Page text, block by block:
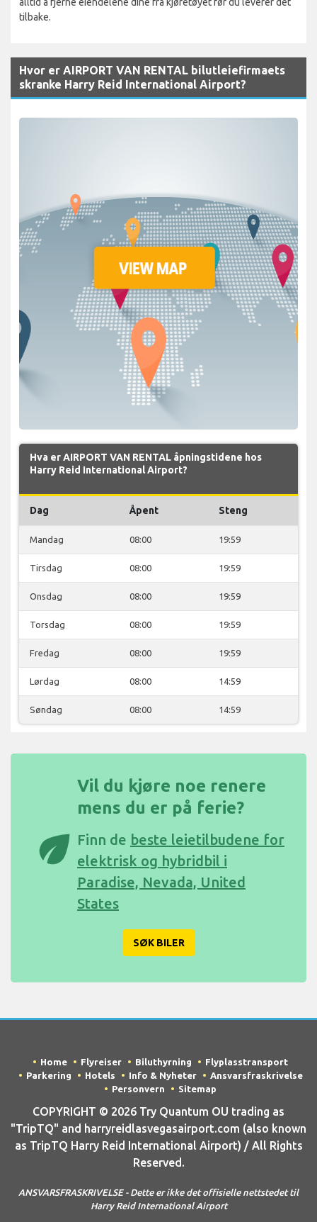
tilbake.
Hvor er AIRPORT VAN RENTAL bilutleiefirmaets
skranke Harry Reid International Airport?
Hva er AIRPORT VAN RENTAL åpningstidene hos
Harry Reid International Airport?
Dag Åpent Steng
Mandag 08:00 19:59
Tirsdag 08:00 19:59
Onsdag 08:00 19:59
Torsdag 08:00 19:59
Fredag 08:00 19:59
Lørdag 08:00 14:59
Søndag 08:00 14:59
eco
Vil du kjøre noe renere
mens du er på ferie?
Finn de beste leietilbudene for
elektrisk og hybridbil i
Paradise, Nevada, United
States
SØK BILER
Home Flyreiser Biluthyrning
Flyplasstransport
Parkering
Hotels Info & Nyheter
Ansvarsfraskrivelse
Personvern
Sitemap
COPYRIGHT © 2026 Try Quantum OU trading as
"TripTQ" and harryreidlasvegasairport.com (also known
as TripTQ Harry Reid International Airport) / All Rights
Reserved.
ANSVARSFRASKRIVELSE - Dette er ikke det offisielle nettstedet til
Harry Reid International Airport